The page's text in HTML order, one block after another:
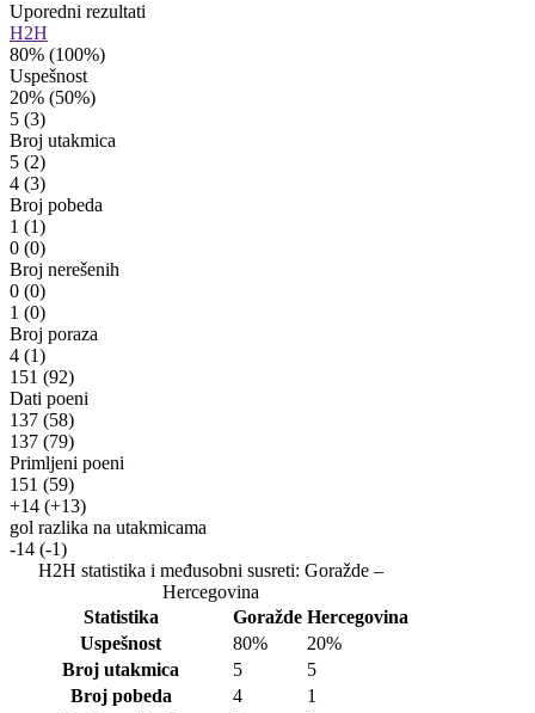
Uporedni rezultati
H2H
80% (100%)
Uspešnost
20% (50%)
5 (3)
Broj utakmica
5 (2)
4 (3)
Broj pobeda
1 (1)
0 (0)
Broj nerešenih
0 (0)
1 (0)
Broj poraza
4 (1)
151 (92)
Dati poeni
137 (58)
137 (79)
Primljeni poeni
151 (59)
+14 (+13)
gol razlika na utakmicama
-14 (-1)
H2H statistika i međusobni susreti: Goražde –
Hercegovina
Statistika
Goražde Hercegovina
Uspešnost
80%
20%
Broj utakmica
5
5
Broj pobeda
4
1